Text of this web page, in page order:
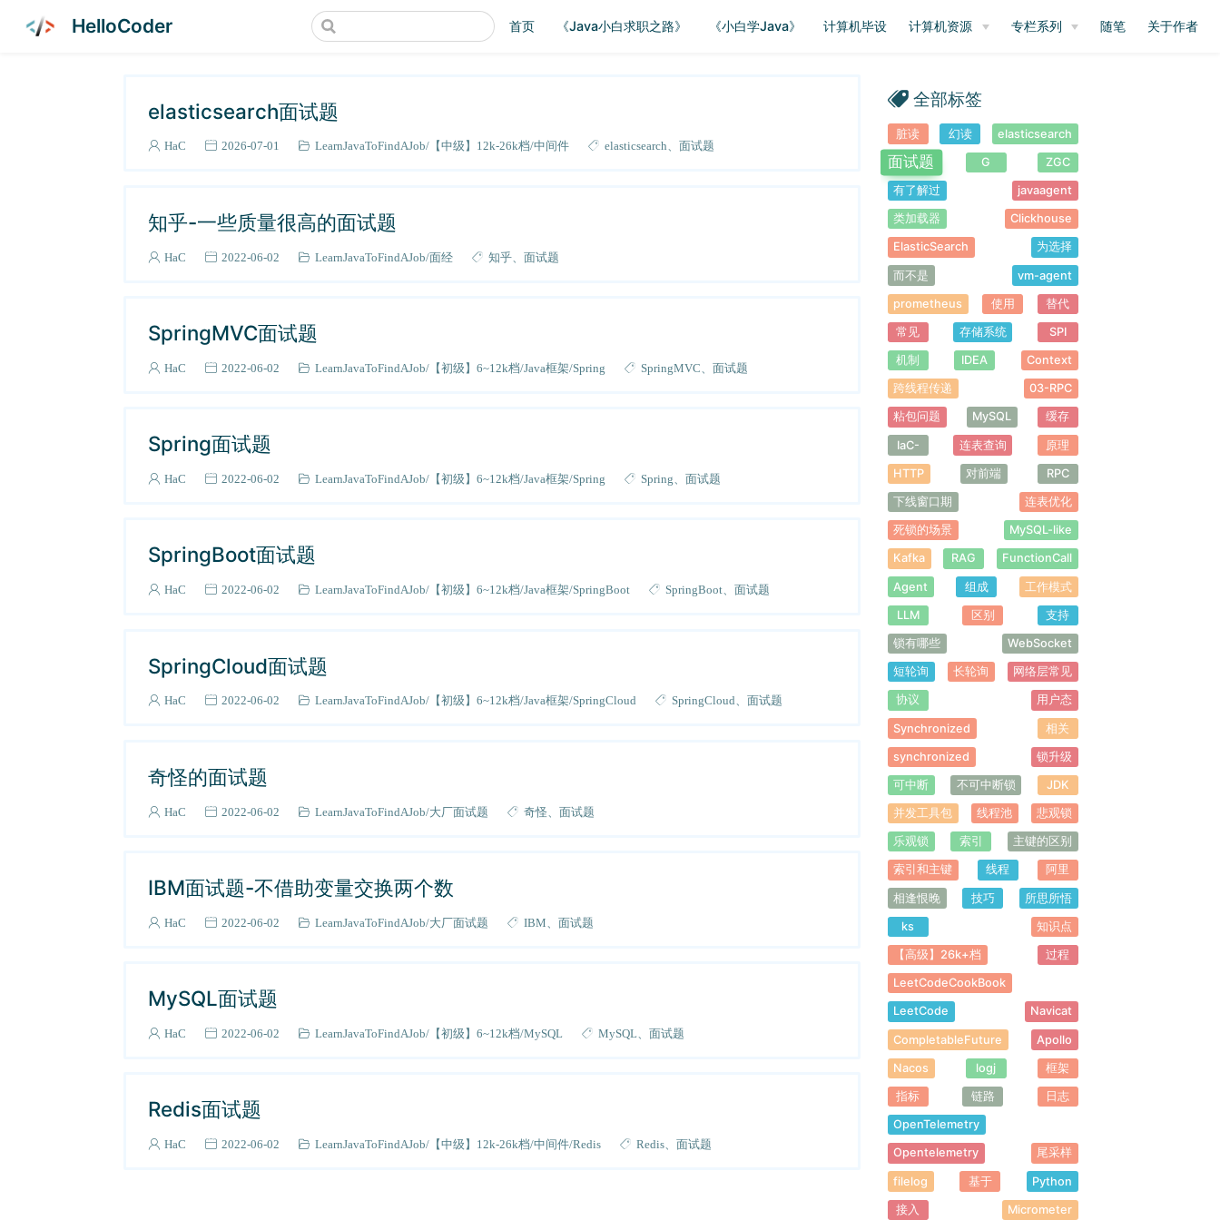
HelloCoder 首页 《Java小白求职之路》 《小白学Java》 计算机毕设 计算机资源 专栏系列 随笔 关于作者
elasticsearch面试题
HaC 2026-07-01 LearnJavaToFindAJob 【中级】12k-26k档 中间件 elasticsearch 面试题
知乎-一些质量很高的面试题
HaC 2022-06-02 LearnJavaToFindAJob 面经 知乎 面试题
SpringMVC面试题
HaC 2022-06-02 LearnJavaToFindAJob 【初级】6~12k档 Java框架 Spring SpringMVC 面试题
Spring面试题
HaC 2022-06-02 LearnJavaToFindAJob 【初级】6~12k档 Java框架 Spring Spring 面试题
SpringBoot面试题
HaC 2022-06-02 LearnJavaToFindAJob 【初级】6~12k档 Java框架 SpringBoot SpringBoot 面试题
SpringCloud面试题
HaC 2022-06-02 LearnJavaToFindAJob 【初级】6~12k档 Java框架 SpringCloud SpringCloud 面试题
奇怪的面试题
HaC 2022-06-02 LearnJavaToFindAJob 大厂面试题 奇怪 面试题
IBM面试题-不借助变量交换两个数
HaC 2022-06-02 LearnJavaToFindAJob 大厂面试题 IBM 面试题
MySQL面试题
HaC 2022-06-02 LearnJavaToFindAJob 【初级】6~12k档 MySQL MySQL 面试题
Redis面试题
HaC 2022-06-02 LearnJavaToFindAJob 【中级】12k-26k档 中间件 Redis Redis 面试题
全部标签
脏读 幻读 elasticsearch
面试题 G ZGC
有了解过 javaagent
类加载器 Clickhouse
ElasticSearch 为选择
而不是 vm-agent
prometheus 使用 替代
常见 存储系统 SPI
机制 IDEA Context
跨线程传递 03-RPC
粘包问题 MySQL 缓存
IaC- 连表查询 原理
HTTP 对前端 RPC
下线窗口期 连表优化
死锁的场景 MySQL-like
Kafka RAG FunctionCall
Agent 组成 工作模式
LLM 区别 支持
锁有哪些 WebSocket
短轮询 长轮询 网络层常见
协议 用户态
Synchronized 相关
synchronized 锁升级
可中断 不可中断锁 JDK
并发工具包 线程池 悲观锁
乐观锁 索引 主键的区别
索引和主键 线程 阿里
相逢恨晚 技巧 所思所悟
ks 知识点
【高级】26k+档 过程
LeetCodeCookBook
LeetCode Navicat
CompletableFuture Apollo
Nacos logj 框架
指标 链路 日志
OpenTelemetry
Opentelemetry 尾采样
filelog 基于 Python
接入 Micrometer